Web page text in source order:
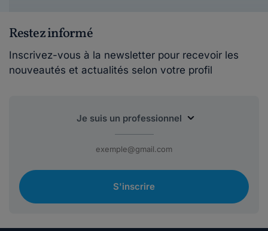
Restez informé
Inscrivez-vous à la newsletter pour recevoir les
nouveautés et actualités selon votre profil
S'inscrire